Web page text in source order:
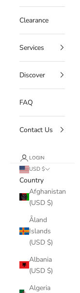
Clearance
Services
Discover
FAQ
Contact Us
LOGIN
USD $
Country
Afghanistan
(USD $)
Åland
Islands
(USD $)
Albania
(USD $)
Algeria